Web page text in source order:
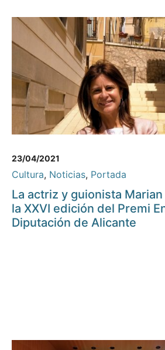
23/04/2021
Cultura, Noticias, Portada
La actriz y guionista
la XXVI edición del Premi
Diputación de Alicante